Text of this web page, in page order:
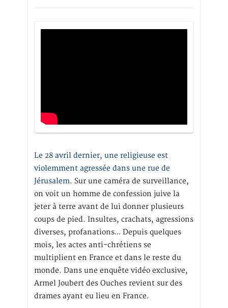
Le 28 avril dernier, une religieuse est
violemment agressée dans une rue de
Jérusalem. Sur une caméra de surveillance,
on voit un homme de confession juive la
jeter à terre avant de lui donner plusieurs
coups de pied. Insultes, crachats, agressions
diverses, profanations… Depuis quelques
mois, les actes anti-chrétiens se
multiplient en France et dans le reste du
monde. Dans une enquête vidéo exclusive,
Armel Joubert des Ouches revient sur des
drames ayant eu lieu en France.